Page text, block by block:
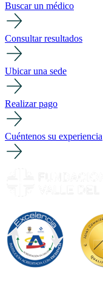
Buscar un médico
Consultar resultados
Ubicar una sede
Realizar pago
Cuéntenos su experiencia